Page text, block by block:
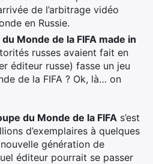
de l’arbitrage vidéo
en Russie.
Monde de la FIFA made in
russes avaient fait en
éditeur russe) fasse un jeu
de la FIFA ? Ok, là… on
du Monde de la FIFA s’est
d’exemplaires à quelques
génération de
éditeur pourrait se passer